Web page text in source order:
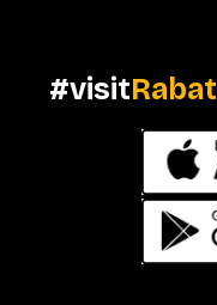
#visitRabat